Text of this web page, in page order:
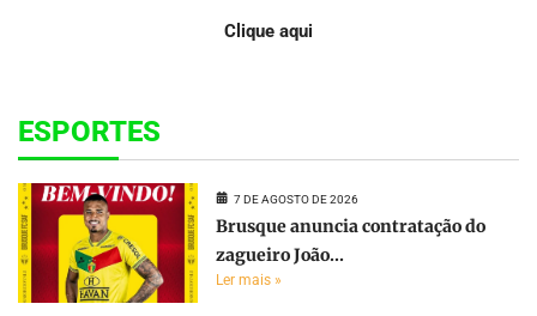
Clique aqui
ESPORTES
7 DE AGOSTO DE 2026
Brusque anuncia contratação do
zagueiro João...
Ler mais »